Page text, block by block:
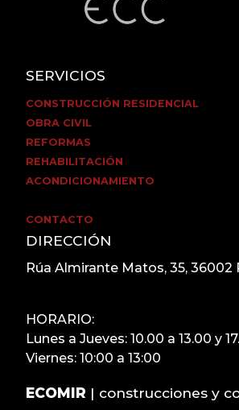
SERVICIOS
CONSTRUCCIÓN RESIDENCIAL
OBRA CIVIL
REFORMAS
REHABILITACIÓN
ACONDICIONAMIENTO
CONTACTO
DIRECCIÓN
Rúa Almirante Matos, 35, 36002
HORARIO:
Lunes a Jueves: 10.00 a 13.00 y
Viernes: 10:00 a 13:00
ECOMIR | construcciones y